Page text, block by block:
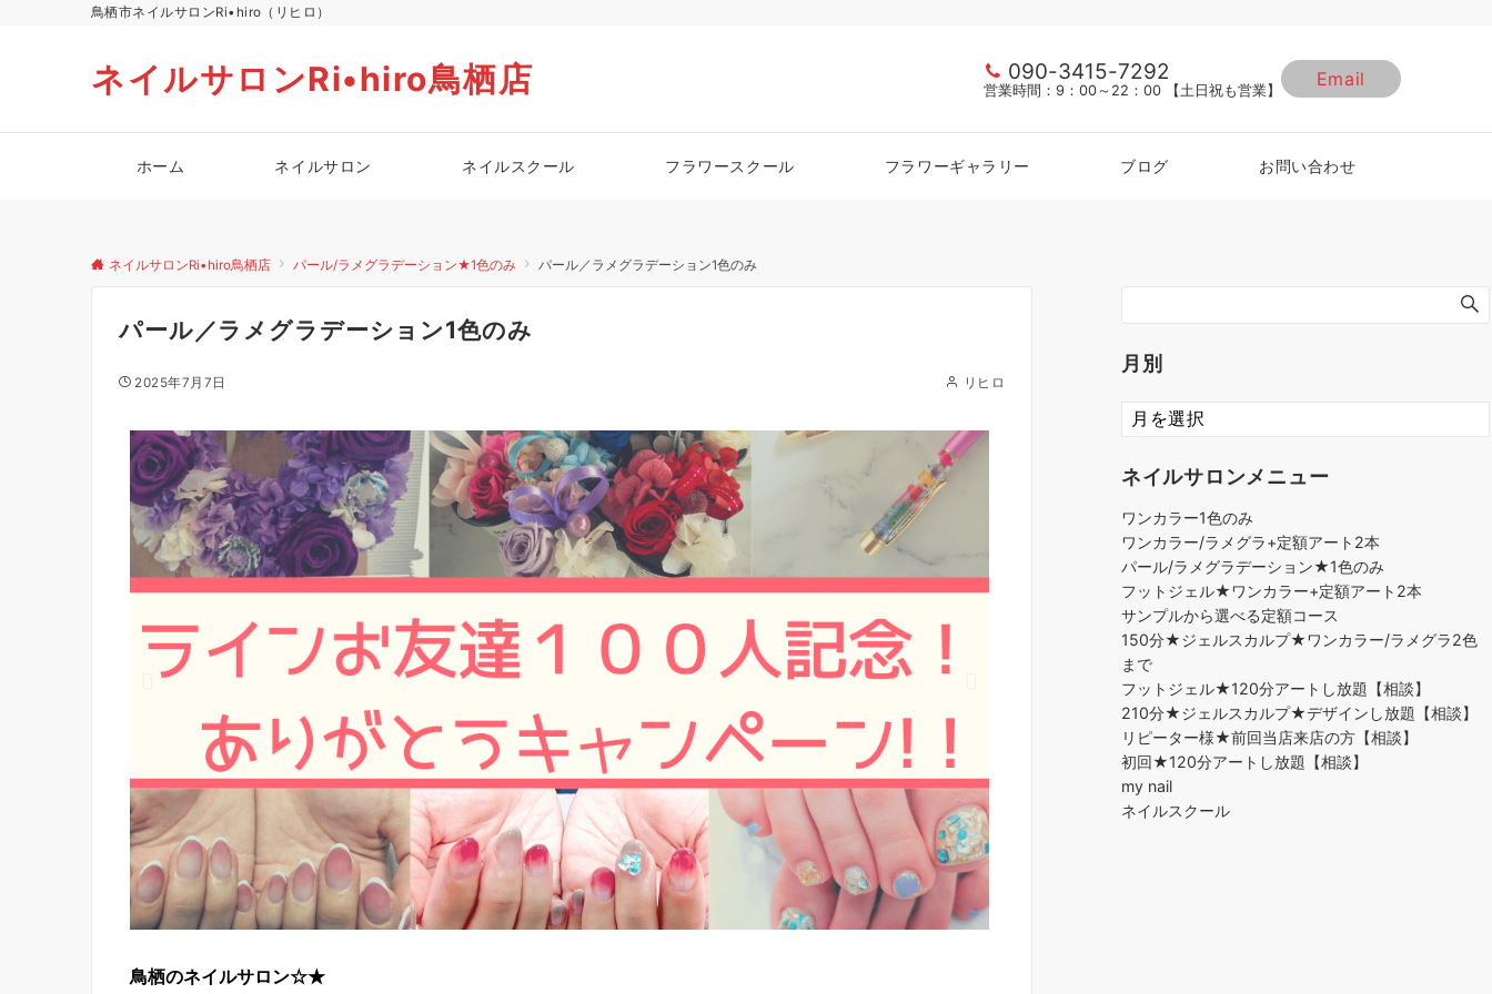
鳥栖市ネイルサロンRi•hiro（リヒロ）
ネイルサロンRi•hiro鳥栖店 090-3415-7292
営業時間：9：00～22：00 【土日祝も営業】
Email
ホーム ネイルサロン ネイルスクール フラワースクール フラワーギャラリー ブログ お問い合わせ
ネイルサロンRi•hiro鳥栖店 パール/ラメグラデーション★1色のみ パール／ラメグラデーション1色のみ
パール／ラメグラデーション1色のみ
2025年7月7日 リヒロ
鳥栖のネイルサロン☆★
月別
ネイルサロンメニュー
ワンカラー1色のみ
ワンカラー/ラメグラ+定額アート2本
パール/ラメグラデーション★1色のみ
フットジェル★ワンカラー+定額アート2本
サンプルから選べる定額コース
150分★ジェルスカルプ★ワンカラー/ラメグラ2色
まで
フットジェル★120分アートし放題【相談】
210分★ジェルスカルプ★デザインし放題【相談】
リピーター様★前回当店来店の方【相談】
初回★120分アートし放題【相談】
my nail
ネイルスクール